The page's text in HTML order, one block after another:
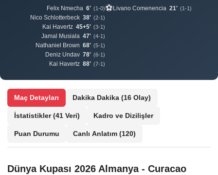
Felix Nmecha 6' (1-0)
Nico Schlotterbeck 38' (2-1)
Kai Havertz 45+5' (3-1)
Jamal Musiala 47' (4-1)
Nathaniel Brown 68' (5-1)
Deniz Undav 78' (6-1)
Kai Havertz 88' (7-1)
⚽ Livano Comenencia 21' (1-1)
Maç Detayları Dakika Dakika (16 Olay)
İstatistikler(41 Veri) Kadro ve Dizilişler
Puan Durumu Canlı Anlatım (120)
Dünya Kupası 2026 Almanya - Curacao